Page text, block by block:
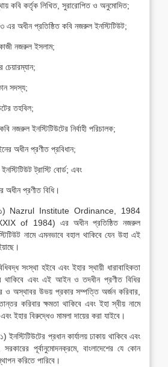
কবি কর্তৃক লিখিত, সুরারোপিত ও অনুমোদিত;
৩ এর অধীন প্রতিষ্ঠিত কবি নজরুল ইনস্টিটিউট;
নজরুল ইসলাম;
চেয়ারম্যান;
সদস্য;
তহবিল;
নজরুল ইনস্টিটিউটের নির্বাহী পরিচালক;
অধীন প্রণীত প্রবিধান;
ট্রাস্টি বোর্ড; এবং
অধীন প্রণীত বিধি।
(১) Nazrul Institute Ordinance, 1984
of 1984) এর অধীন প্রতিষ্ঠিত নজরুল
নামে এমনভাবে বহাল থাকিবে যেন উহা এই
সংস্থা হইবে এবং ইহার স্থায়ী ধারাবাহিকতা
থাকিবে এবং এই আইন ও তদধীন প্রণীত বিধির
ও অস্থাবর উভয় প্রকার সম্পত্তি অর্জন করিবার,
করিবার ক্ষমতা থাকিবে এবং ইহা স্বীয় নামে
ইহার বিরুদ্ধেও মামলা দায়ের করা যাইবে।
ইনস্টিটিউটের প্রধান কার্যালয় ঢাকায় থাকিবে এবং
পূর্বানুমোদনক্রমে, বাংলাদেশের যে কোন
করিতে পারিবে।